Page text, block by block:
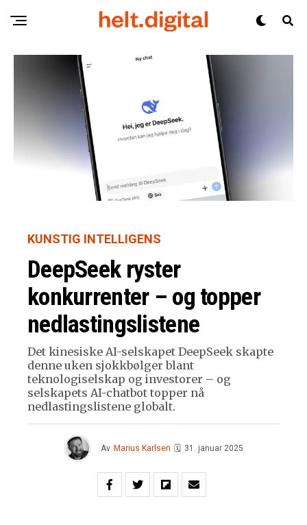
KUNSTIG INTELLIGENS
DeepSeek ryster
konkurrenter – og topper
nedlastingslistene
Det kinesiske AI-selskapet DeepSeek skapte
denne uken sjokkbølger blant
teknologiselskap og investorer – og
selskapets AI-chatbot topper nå
nedlastingslistene globalt.
Av Marius Karlsen 🗓 31. januar 2025